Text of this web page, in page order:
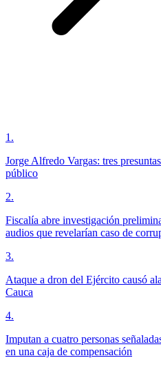
1 .
Jorge Alfredo Vargas: tres
público
2.
Fiscalía abre investigación
audios que revelarían caso de
3.
Ataque a dron del Ejército causó
Cauca
4.
Imputan a cuatro personas
en una caja de compensación